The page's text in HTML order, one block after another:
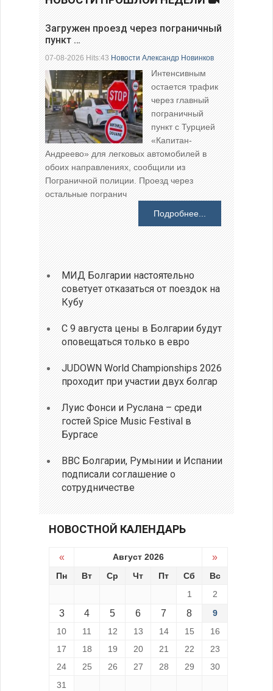
Загружен проезд через пограничный
пункт …
07-08-2026 Hits:43Новости Александр Новинков
Интенсивным
остается трафик
через главный
пограничный
пункт с Турцией
«Капитан-
Андреево» для легковых автомобилей в
обоих направлениях, сообщили из
Пограничной полиции. Проезд через
остальные погранич
Подробнее...
МИД Болгарии настоятельно
советует отказаться от поездок на
Кубу
С 9 августа цены в Болгарии будут
оповещаться только в евро
JUDOWN World Championships 2026
проходит при участии двух болгар
Луис Фонси и Руслана – среди
гостей Spice Music Festival в
Бургасе
ВВС Болгарии, Румынии и Испании
подписали соглашение о
сотрудничестве
НОВОСТНОЙ КАЛЕНДАРЬ
« Август 2026 »
Пн Вт Ср Чт Пт Сб
Вс
1
2
3 4 5 6 7 8
9
10
11 12 13 14 15
16
17
18 19 20 21 22
23
24
25 26 27 28 29
30
31